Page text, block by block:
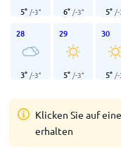
5° /-3° 6° /-3° 5° /
28
3° /-3°
29
5° /-3°
30
5° /
Klicken Sie auf
erhalten